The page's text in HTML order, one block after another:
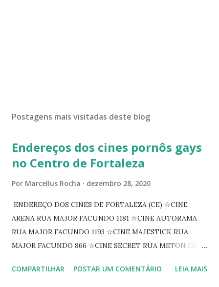
Postagens mais visitadas deste blog
Endereços dos cines pornôs gays
no Centro de Fortaleza
Por Marcellus Rocha dezembro 28, 2020
ENDEREÇO DOS CINES DE FORTALEZA (CE) ☆CINE
ARENA RUA MAJOR FACUNDO 1181 ☆CINE AUTORAMA
RUA MAJOR FACUNDO 1193 ☆CINE MAJESTICK RUA
MAJOR FACUNDO 866 ☆CINE SECRET RUA METON DE
PEIXOTO 1307 ☆CINE IRIS RUA FLORIANO PEIXOTO 1206
COMPARTILHAR POSTAR UM COMENTÁRIO LEIA MAIS